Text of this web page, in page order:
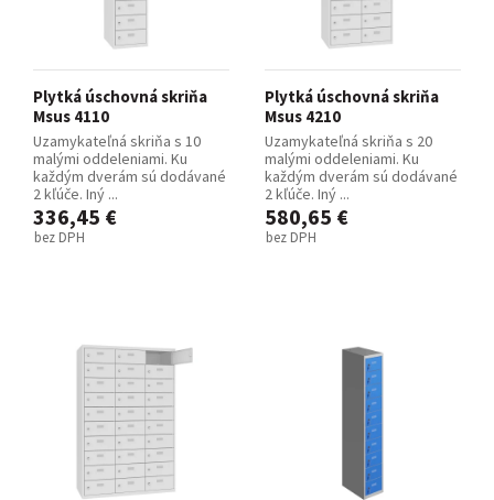
Plytká úschovná skriňa
Msus 4110
Uzamykateľná skriňa s 10
malými oddeleniami. Ku
každým dverám sú dodávané
2 kľúče. Iný ...
336,45 €
bez DPH
Plytká úschovná skriňa
Msus 4210
Uzamykateľná skriňa s 20
malými oddeleniami. Ku
každým dverám sú dodávané
2 kľúče. Iný ...
580,65 €
bez DPH